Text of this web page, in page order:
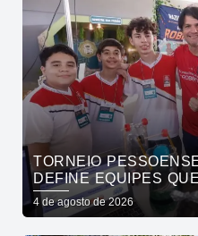
TORNEIO
DEFINE EQUIPES
JOÃO PESSOA EM
E REGIONAL
4 de agosto de 2026